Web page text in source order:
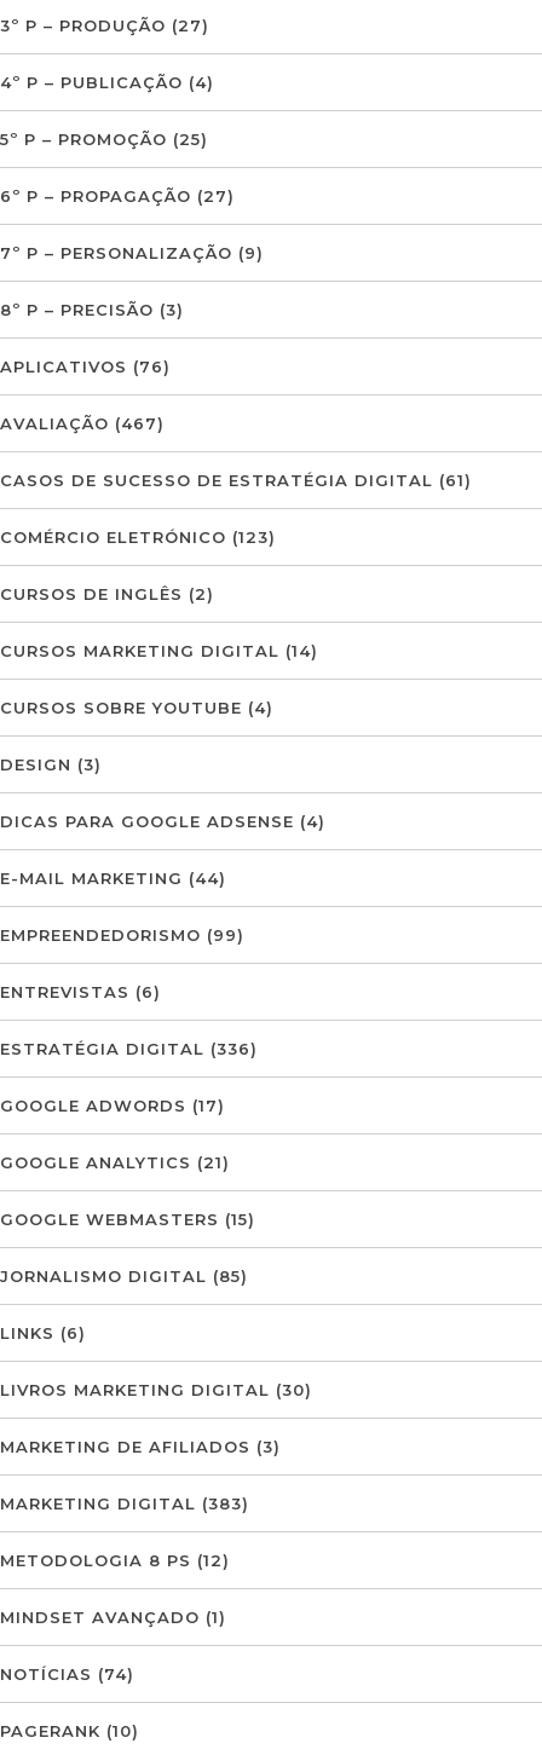
3º P – PRODUÇÃO (27)
4º P – PUBLICAÇÃO (4)
5º P – PROMOÇÃO (25)
6º P – PROPAGAÇÃO (27)
7º P – PERSONALIZAÇÃO (9)
8º P – PRECISÃO (3)
APLICATIVOS (76)
AVALIAÇÃO (467)
CASOS DE SUCESSO DE ESTRATÉGIA DIGITAL (61)
COMÉRCIO ELETRÓNICO (123)
CURSOS DE INGLÊS (2)
CURSOS MARKETING DIGITAL (14)
CURSOS SOBRE YOUTUBE (4)
DESIGN (3)
DICAS PARA GOOGLE ADSENSE (4)
E-MAIL MARKETING (44)
EMPREENDEDORISMO (99)
ENTREVISTAS (6)
ESTRATÉGIA DIGITAL (336)
GOOGLE ADWORDS (17)
GOOGLE ANALYTICS (21)
GOOGLE WEBMASTERS (15)
JORNALISMO DIGITAL (85)
LINKS (6)
LIVROS MARKETING DIGITAL (30)
MARKETING DE AFILIADOS (3)
MARKETING DIGITAL (383)
METODOLOGIA 8 PS (12)
MINDSET AVANÇADO (1)
NOTÍCIAS (74)
PAGERANK (10)